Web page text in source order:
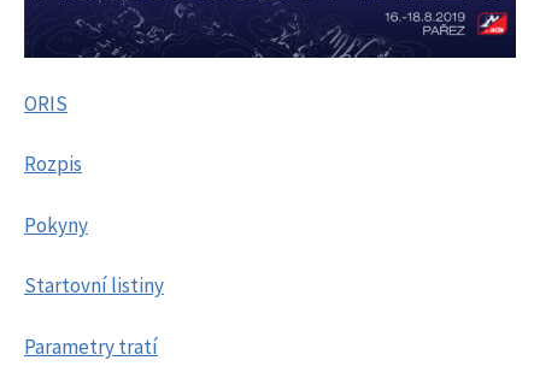
ORIS
Rozpis
Pokyny
Startovní listiny
Parametry tratí